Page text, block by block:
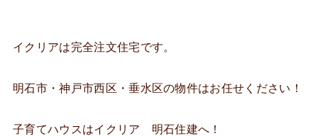
イクリアは完全注文住宅です。
明石市・神戸市西区・垂水区の物件はお任せください！
子育てハウスはイクリア 明石住建へ！